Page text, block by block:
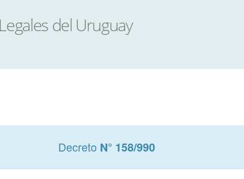
Decreto N° 158/990